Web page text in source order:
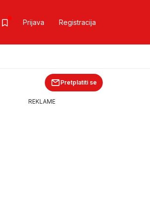
Prijava Registracija
Pretplatiti se
REKLAME